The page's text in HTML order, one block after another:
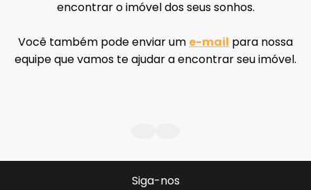
encontrar o imóvel dos seus sonhos.
Você também pode enviar um e-mail para nossa
equipe que vamos te ajudar a encontrar seu imóvel.
Siga-nos